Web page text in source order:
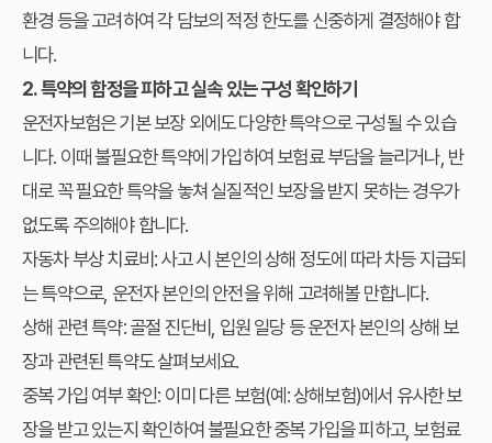
환경 등을 고려하여 각 담보의 적정 한도를 신중하게 결정해야 합
니다.
2. 특약의 함정을 피하고 실속 있는 구성 확인하기
운전자보험은 기본 보장 외에도 다양한 특약으로 구성될 수 있습
니다. 이때 불필요한 특약에 가입하여 보험료 부담을 늘리거나, 반
대로 꼭 필요한 특약을 놓쳐 실질적인 보장을 받지 못하는 경우가
없도록 주의해야 합니다.
자동차 부상 치료비 : 사고 시 본인의 상해 정도에 따라 차등 지급되
는 특약으로, 운전자 본인의 안전을 위해 고려해볼 만합니다.
상해 관련 특약: 골절 진단비, 입원 일당 등 운전자 본인의 상해 보
장과 관련된 특약도 살펴보세요.
중복 가입 여부 확인: 이미 다른 보험(예: 상해보험)에서 유사한 보
장을 받고 있는지 확인하여 불필요한 중복 가입을 피하고, 보험료